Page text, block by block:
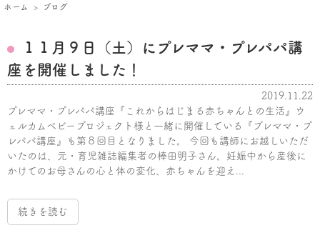
ホーム ブログ
１１月９日（土）にプレママ・プレパパ講
座を開催しました！
2019.11.22
プレママ・プレパパ講座『これからはじまる赤ちゃんとの生活』ウ
ェルカムベビープロジェクト様と一緒に開催している『プレママ・プ
レパパ講座』も第８回目となりました。 今回も講師にお越しいただ
いたのは、元・育児雑誌編集者の棒田明子さん。妊娠中から産後に
かけてのお母さんの心と体の変化、赤ちゃんを迎え...
続きを読む